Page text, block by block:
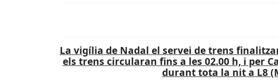
La vigília de Nadal el servei de trens
els trens circularan fins a les 02.00 h, i per
durant tota la nit a L8